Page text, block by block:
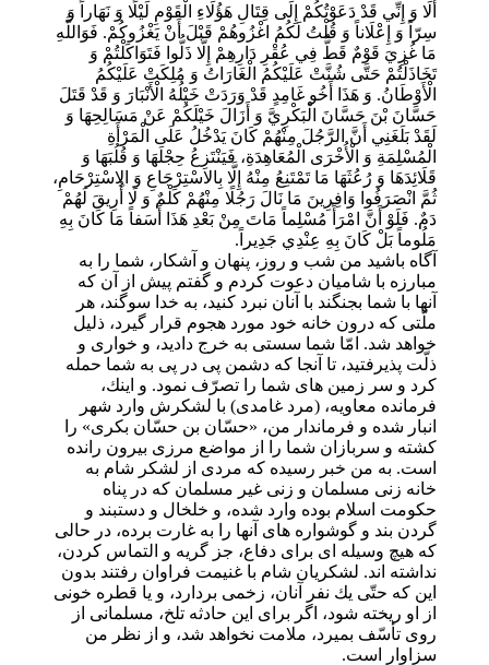
أَلَا وَ إِنِّي قَدْ دَعَوْتُكُمْ إِلَى قِتَالِ هَؤُلَاءِ الْقَوْمِ لَيْلًا وَ نَهَاراً وَ
سِرّاً وَ إِعْلَاناً وَ قُلْتُ لَكُمُ اغْزُوهُمْ قَبْلَ أَنْ يَغْزُوكُمْ. فَوَاللَّهِ
مَا غُزِيَ قَوْمٌ قَطُّ فِي عُقْرِ دَارِهِمْ إِلَّا ذَلُّوا فَتَوَاكَلْتُمْ وَ
تَخَاذَلْتُمْ حَتَّى شُنَّتْ عَلَيْكُمُ الْغَارَاتُ وَ مُلِكَتْ عَلَيْكُمُ
الْأَوْطَانُ. وَ هَذَا أَخُو غَامِدٍ قَدْ وَرَدَتْ خَيْلُهُ الْأَنْبَارَ وَ قَدْ قَتَلَ
حَسَّانَ بْنَ حَسَّانَ الْبَكْرِيَّ وَ أَزَالَ خَيْلَكُمْ عَنْ مَسَالِحِهَا وَ
لَقَدْ بَلَغَنِي أَنَّ الرَّجُلَ مِنْهُمْ كَانَ يَدْخُلُ عَلَى الْمَرْأَةِ
الْمُسْلِمَةِ وَ الْأُخْرَى الْمُعَاهِدَةِ، فَيَنْتَزِعُ حِجْلَهَا وَ قُلُبَهَا وَ
قَلَائِدَهَا وَ رُعُثَهَا مَا تَمْتَنِعُ مِنْهُ إِلَّا بِالاسْتِرْجَاعِ وَ الِاسْتِرْحَامِ،
ثُمَّ انْصَرَفُوا وَافِرِينَ مَا نَالَ رَجُلًا مِنْهُمْ كَلْمٌ وَ لَا أُرِيقَ لَهُمْ
دَمٌ. فَلَوْ أَنَّ امْرَأً مُسْلِماً مَاتَ مِنْ بَعْدِ هَذَا أَسَفاً مَا كَانَ بِهِ
مَلُوماً بَلْ كَانَ بِهِ عِنْدِي جَدِيراً.
آگاه باشيد من شب و روز، پنهان و آشكار، شما را به
مبارزه با شاميان دعوت كردم و گفتم پيش از آن كه
آنها با شما بجنگند با آنان نبرد كنيد، به خدا سوگند، هر
ملّتى كه درون خانه خود مورد هجوم قرار گيرد، ذليل
خواهد شد. امّا شما سستى به خرج داديد، و خوارى و
ذلّت پذيرفتيد، تا آنجا كه دشمن پى در پى به شما حمله
كرد و سر زمين هاى شما را تصرّف نمود. و اينك،
فرمانده معاويه، (مرد غامدى) با لشكرش وارد شهر
انبار شده و فرماندار من، «حسّان بن حسّان بكرى» را
كشته و سربازان شما را از مواضع مرزى بيرون رانده
است. به من خبر رسيده كه مردى از لشكر شام به
خانه زنى مسلمان و زنى غير مسلمان كه در پناه
حكومت اسلام بوده وارد شده، و خلخال و دستبند و
گردن بند و گوشواره هاى آنها را به غارت برده، در حالى
كه هيچ وسيله اى براى دفاع، جز گريه و التماس كردن،
نداشته اند. لشكريان شام با غنيمت فراوان رفتند بدون
اين كه حتّى يك نفر آنان، زخمى بردارد، و يا قطره خونى
از او ريخته شود، اگر براى اين حادثه تلخ، مسلمانى از
روى تأسّف بميرد، ملامت نخواهد شد، و از نظر من
سزاوار است.